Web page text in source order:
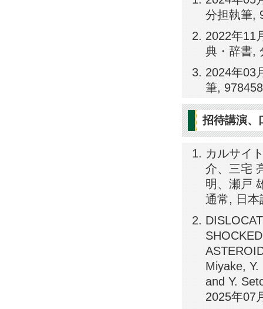
分担執筆,
2022年11
典・辞書,
2024年03
筆,
招待講演、
カルサイ
介、三宅
明、瀬戸
通常, 日本
Miyake,
and Y.
2025年07